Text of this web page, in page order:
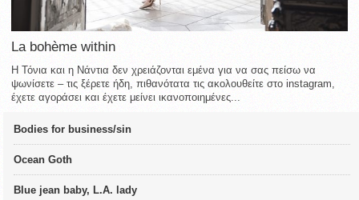
La bohème within
Η Τόνια και η Νάντια δεν χρειάζονται εμένα για να σας πείσω να
ψωνίσετε – τις ξέρετε ήδη, πιθανότατα τις ακολουθείτε στο instagram,
έχετε αγοράσει και έχετε μείνει ικανοποιημένες...
Bodies for business/sin
Ocean Goth
Blue jean baby, L.A. lady